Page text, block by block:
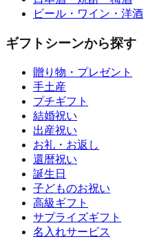
ビール・ワイン・洋酒
ギフトシーンから探す
贈り物・プレゼント
手土産
プチギフト
結婚祝い
出産祝い
お礼・お返し
還暦祝い
誕生日
子どものお祝い
高級ギフト
サプライズギフト
名入れサービス